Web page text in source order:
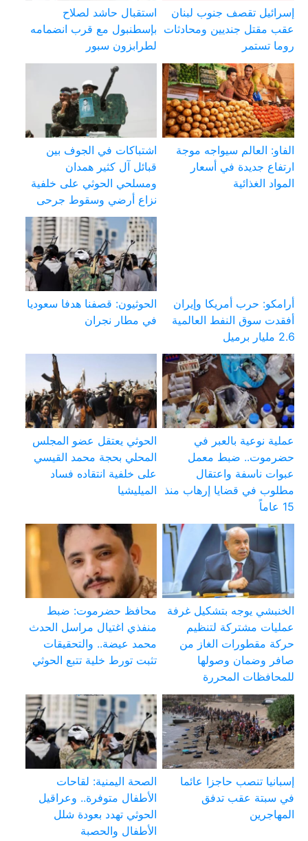
إسرائيل تقصف جنوب لبنان
عقب مقتل جنديين ومحادثات
روما تستمر
استقبال حاشد لصلاح
بإسطنبول مع قرب انضمامه
لطرابزون سبور
الفاو: العالم سيواجه موجة
ارتفاع جديدة في أسعار
المواد الغذائية
اشتباكات في الجوف بين
قبائل آل كثير همدان
ومسلحي الحوثي على خلفية
نزاع أرضي وسقوط جرحى
أرامكو: حرب أمريكا وإيران
أفقدت سوق النفط العالمية
2.6 مليار برميل
الحوثيون: قصفنا هدفا سعوديا
في مطار نجران
عملية نوعية بالعبر في
حضرموت.. ضبط معمل
عبوات ناسفة واعتقال
مطلوب في قضايا إرهاب منذ
15 عاماً
الحوثي يعتقل عضو المجلس
المحلي بحجة محمد القيسي
على خلفية انتقاده فساد
الميليشيا
الخنبشي يوجه بتشكيل غرفة
عمليات مشتركة لتنظيم
حركة مقطورات الغاز من
صافر وضمان وصولها
للمحافظات المحررة
محافظ حضرموت: ضبط
منفذي اغتيال مراسل الحدث
محمد عيضة.. والتحقيقات
تثبت تورط خلية تتبع الحوثي
إسبانيا تنصب حاجزا عائما
في سبتة عقب تدفق
المهاجرين
الصحة اليمنية: لقاحات
الأطفال متوفرة.. وعراقيل
الحوثي تهدد بعودة شلل
الأطفال والحصبة